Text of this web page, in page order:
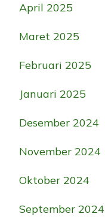
April 2025
Maret 2025
Februari 2025
Januari 2025
Desember 2024
November 2024
Oktober 2024
September 2024